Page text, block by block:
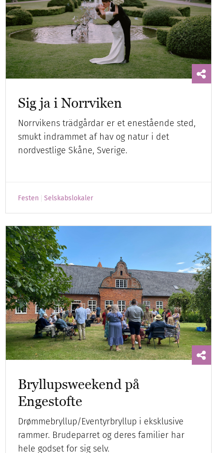
Sig ja i Norrviken
Norrvikens trädgårdar er et enestående sted,
smukt indrammet af hav og natur i det
nordvestlige Skåne, Sverige.
Festen Selskabslokaler
Bryllupsweekend på
Engestofte
Drømmebryllup/Eventyrbryllup i eksklusive
rammer. Brudeparret og deres familier har
hele godset for sig selv.